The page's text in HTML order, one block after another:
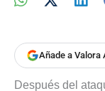
Añade a Valora
Después del